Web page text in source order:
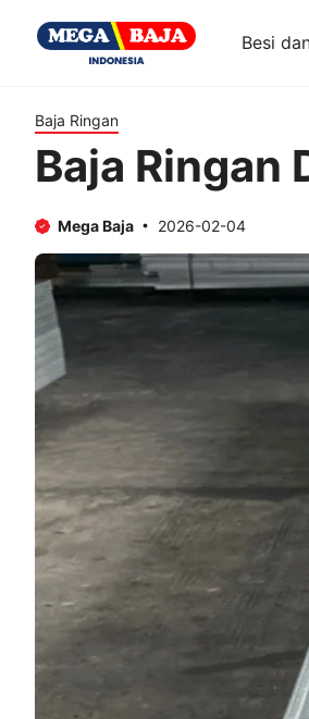
Besi
Baja Ringan
Baja Ringan
Mega Baja 2026-02-04